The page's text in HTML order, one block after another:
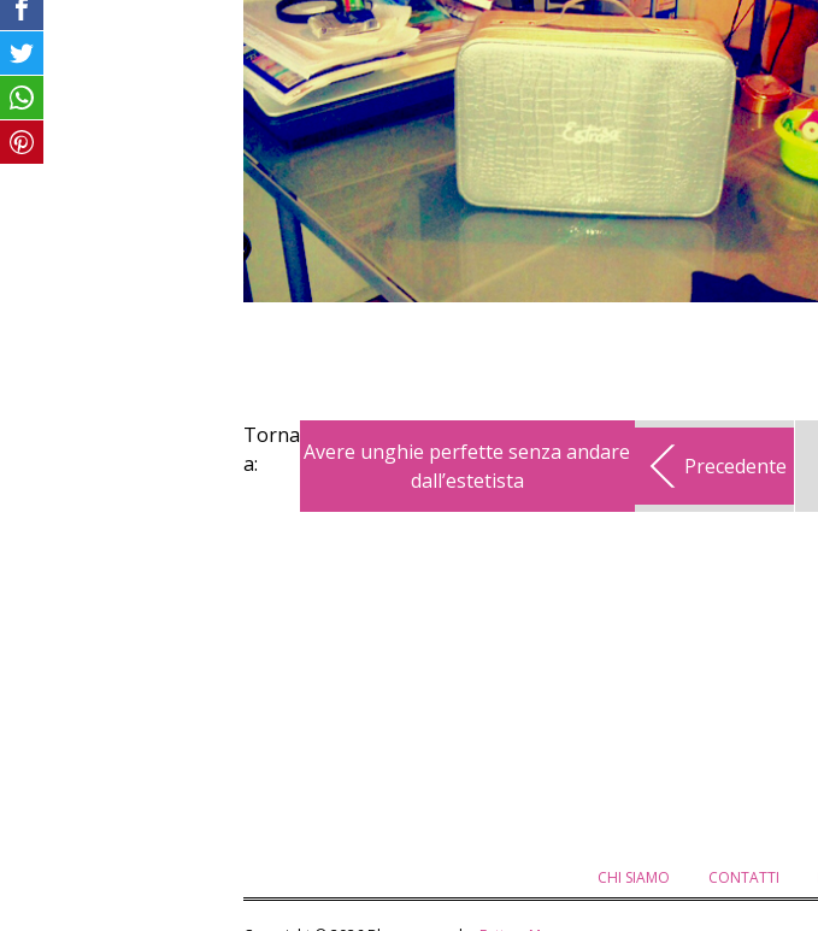
Torna
a:
Avere unghie perfette senza andare
dall’estetista
Precedente
CHI SIAMO CONTATTI